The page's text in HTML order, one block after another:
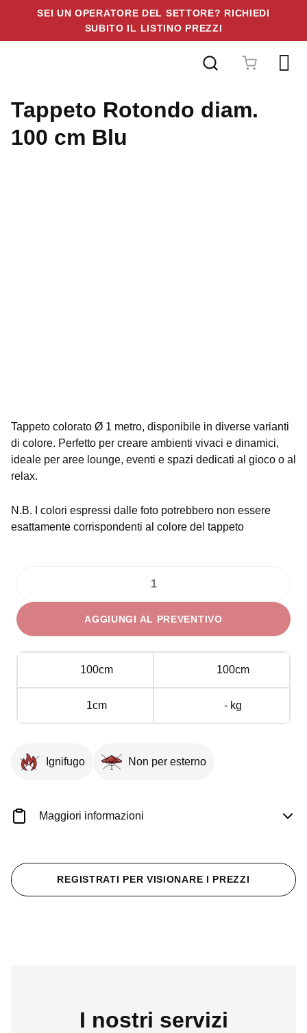
SEI UN OPERATORE DEL SETTORE? RICHIEDI
SUBITO IL LISTINO PREZZI
Tappeto Rotondo diam.
100 cm Blu
Tappeto colorato Ø 1 metro, disponibile in diverse varianti
di colore. Perfetto per creare ambienti vivaci e dinamici,
ideale per aree lounge, eventi e spazi dedicati al gioco o al
relax.
N.B. I colori espressi dalle foto potrebbero non essere
esattamente corrispondenti al colore del tappeto
Tappeto
diam.
100
cm
quantità
AGGIUNGI AL PREVENTIVO
100cm 100cm
1cm - kg
Ignifugo Non per esterno
Maggiori informazioni
REGISTRATI PER VISIONARE I PREZZI
I nostri servizi